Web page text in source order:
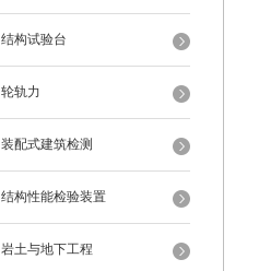
结构试验台
轮轨力
装配式建筑检测
结构性能检验装置
岩土与地下工程